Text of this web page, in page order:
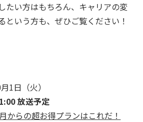
たい方はもちろん、キャリアの変
という方も、ぜひご覧ください！
1日（火）
放送予定
からの超お得プランはこれだ！